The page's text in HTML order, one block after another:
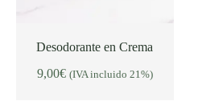
AÑADIR AL CARRITO
Desodorante en Crema
9,00€ (IVA incluido 21%)